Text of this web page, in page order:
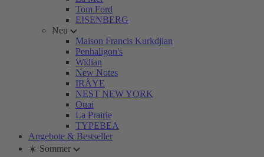
Tom Ford
EISENBERG
Neu
Maison Francis Kurkdjian
Penhaligon's
Widian
New Notes
IRÄYE
NEST NEW YORK
Ouai
La Prairie
TYPEBEA
Angebote & Bestseller
☀️ Sommer